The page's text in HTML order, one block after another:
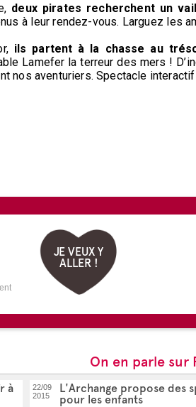
deux pirates recherchent un
à leur rendez-vous. Larguez les
ils partent à la chasse au
Lamefer la terreur des mers !
nos aventuriers. Spectacle
JE VEUX Y
ALLER !
On en parle sur
à
22/09
2015
L'Archange propose des
pour les enfants